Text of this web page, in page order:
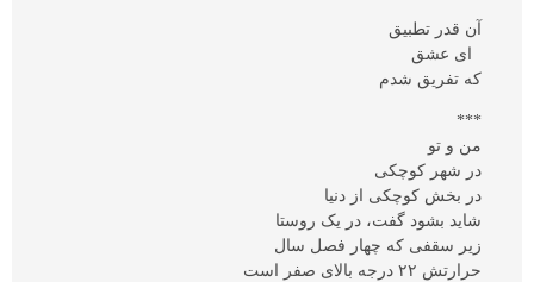
آن قدر تطبیق
ای عشق
که تفریق شدم
***
من و تو
در شهر کوچکی
در بخش کوچکی از دنیا
شاید بشود گفت، در یک روستا
زیر سقفی که چهار فصل سال
حرارتش ۲۲ درجه بالای صفر است